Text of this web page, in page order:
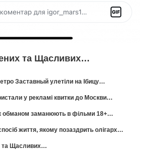
та Щасливих…
Заставный улетіли на Ібицу…
у рекламі квитки до Москви…
обманом заманюють в фільми 18+…
життя, якому позаздрить олігарх…
та Щасливих…